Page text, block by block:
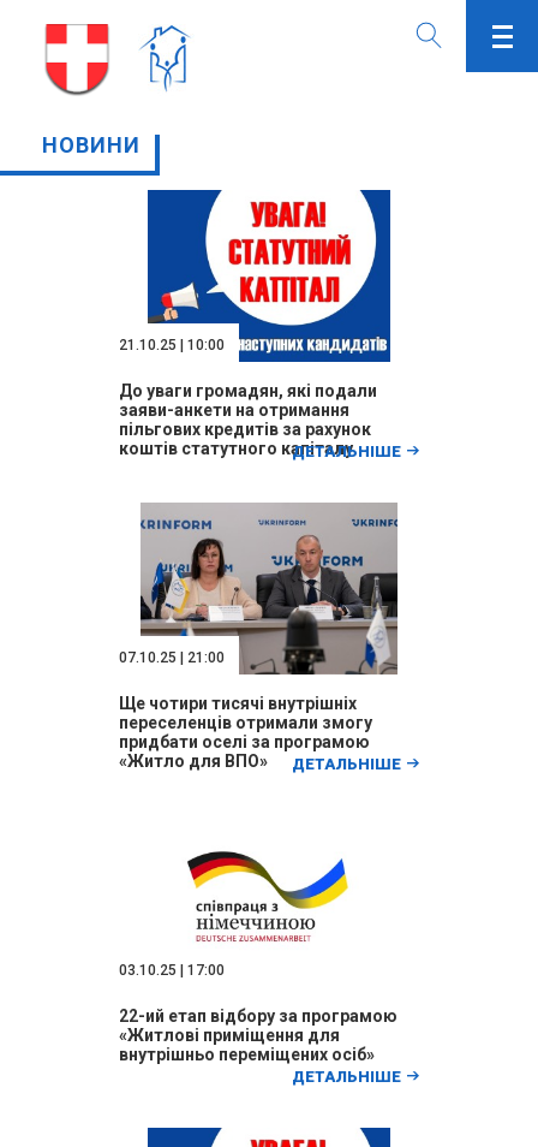
НОВИНИ
21.10.25 | 10:00
До уваги громадян, які подали
заяви-анкети на отримання
пільгових кредитів за рахунок
коштів статутного капіталу
ДЕТАЛЬНІШЕ
07.10.25 | 21:00
Ще чотири тисячі внутрішніх
переселенців отримали змогу
придбати оселі за програмою
«Житло для ВПО»
ДЕТАЛЬНІШЕ
03.10.25 | 17:00
22-ий етап відбору за програмою
«Житлові приміщення для
внутрішньо переміщених осіб»
ДЕТАЛЬНІШЕ